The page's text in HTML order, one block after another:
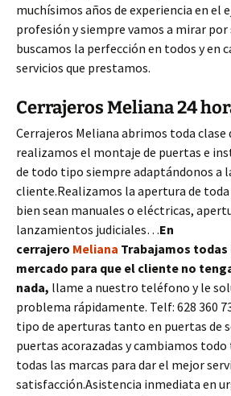
muchísimos años de experiencia en el
profesión y siempre vamos a mirar por
buscamos la perfección en todos y en
servicios que prestamos.
Cerrajeros Meliana 24
Cerrajeros Meliana abrimos toda clase
realizamos el montaje de puertas e
de todo tipo siempre adaptándonos a
cliente.Realizamos la apertura de toda
bien sean manuales o eléctricas,
lanzamientos judiciales…En
cerrajero Meliana Trabajamos
mercado para que el cliente no
nada, llame a nuestro teléfono y le
problema rápidamente. Telf: 628 360
tipo de aperturas tanto en puertas de
puertas acorazadas y cambiamos todo
todas las marcas para dar el mejor
satisfacción.Asistencia inmediata en